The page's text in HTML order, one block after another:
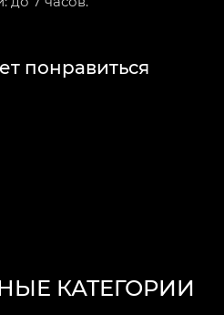
понравиться
КАТЕГОРИИ